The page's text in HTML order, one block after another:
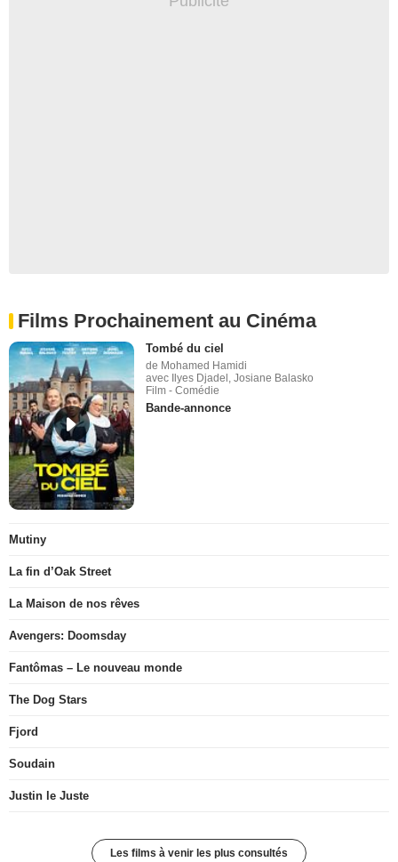
Films Prochainement au Cinéma
Tombé du ciel
de Mohamed Hamidi
avec Ilyes Djadel, Josiane Balasko
Film - Comédie
Bande-annonce
Mutiny
La fin d’Oak Street
La Maison de nos rêves
Avengers: Doomsday
Fantômas – Le nouveau monde
The Dog Stars
Fjord
Soudain
Justin le Juste
Les films à venir les plus consultés